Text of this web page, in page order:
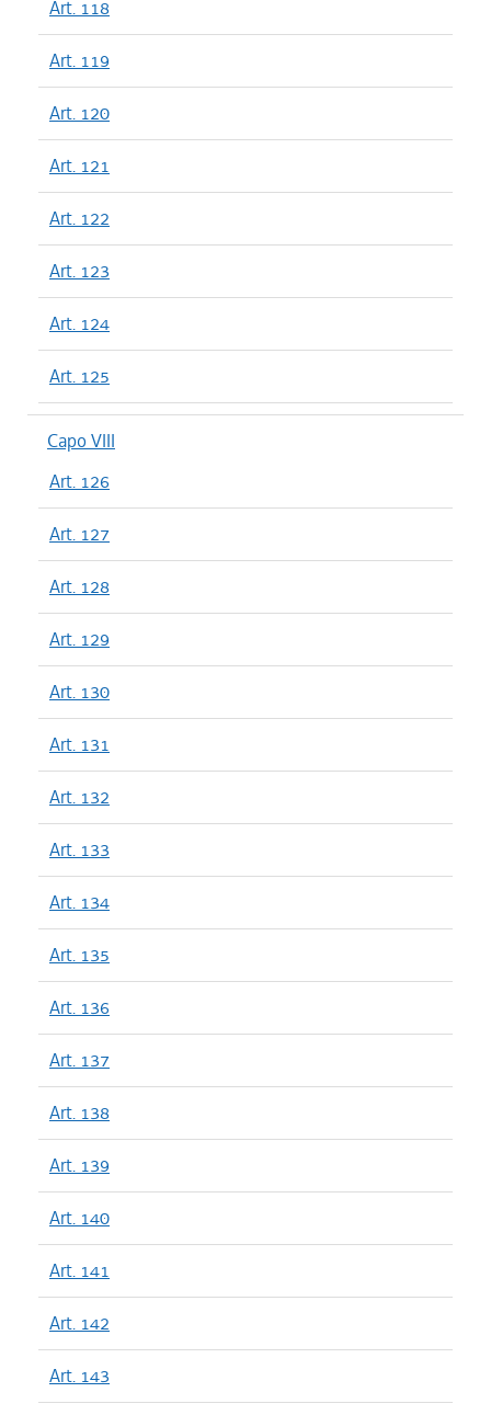
Art. 118
Art. 119
Art. 120
Art. 121
Art. 122
Art. 123
Art. 124
Art. 125
Capo VIII
Art. 126
Art. 127
Art. 128
Art. 129
Art. 130
Art. 131
Art. 132
Art. 133
Art. 134
Art. 135
Art. 136
Art. 137
Art. 138
Art. 139
Art. 140
Art. 141
Art. 142
Art. 143